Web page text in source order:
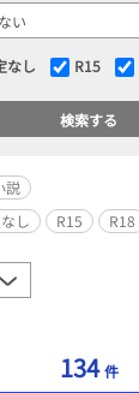
なし R15
説
し R15 R18
134 件